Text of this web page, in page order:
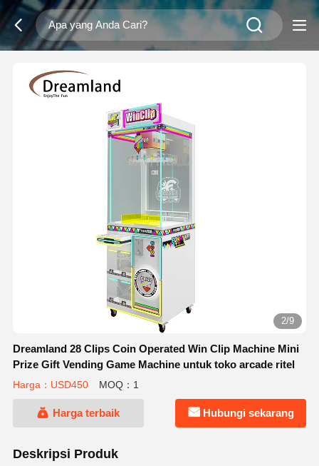
2/9
Dreamland 28 Clips Coin Operated Win Clip Machine Mini
Prize Gift Vending Game Machine untuk toko arcade ritel
Harga：USD450 MOQ：1
Harga terbaik Hubungi sekarang
Deskripsi Produk